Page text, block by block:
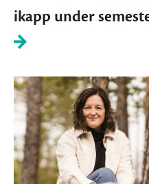
ikapp under